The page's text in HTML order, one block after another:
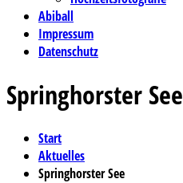
Abiball
Impressum
Datenschutz
Springhorster See
Start
Aktuelles
Springhorster See